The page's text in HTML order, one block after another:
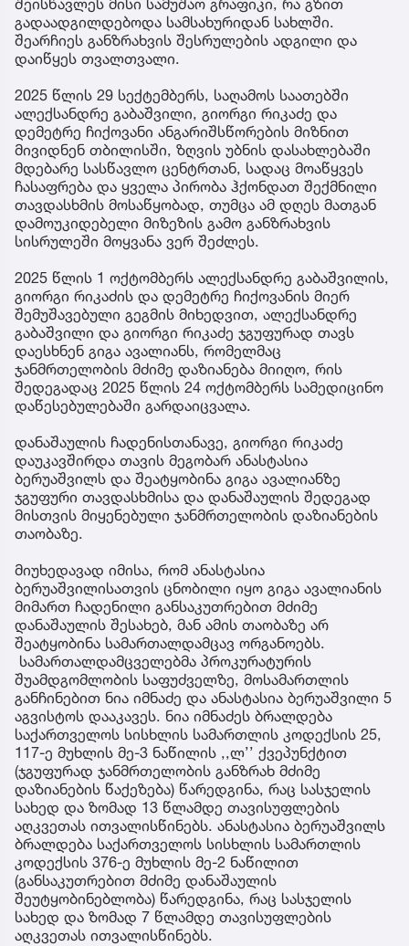
შეისწავლეს მისი სამუშაო გრაფიკი, რა გზით
გადაადგილდებოდა სამსახურიდან სახლში.
შეარჩიეს განზრახვის შესრულების ადგილი და
დაიწყეს თვალთვალი.
2025 წლის 29 სექტემბერს, საღამოს საათებში
ალექსანდრე გაბაშვილი, გიორგი რიკაძე და
დემეტრე ჩიქოვანი ანგარიშსწორების მიზნით
მივიდნენ თბილისში, ზღვის უბნის დასახლებაში
მდებარე სასწავლო ცენტრთან, სადაც მოაწყვეს
ჩასაფრება და ყველა პირობა ჰქონდათ შექმნილი
თავდასხმის მოსაწყობად, თუმცა ამ დღეს მათგან
დამოუკიდებელი მიზეზის გამო განზრახვის
სისრულეში მოყვანა ვერ შეძლეს.
2025 წლის 1 ოქტომბერს ალექსანდრე გაბაშვილის,
გიორგი რიკაძის და დემეტრე ჩიქოვანის მიერ
შემუშავებული გეგმის მიხედვით, ალექსანდრე
გაბაშვილი და გიორგი რიკაძე ჯგუფურად თავს
დაესხნენ გიგა ავალიანს, რომელმაც
ჯანმრთელობის მძიმე დაზიანება მიიღო, რის
შედეგადაც 2025 წლის 24 ოქტომბერს სამედიცინო
დაწესებულებაში გარდაიცვალა.
დანაშაულის ჩადენისთანავე, გიორგი რიკაძე
დაუკავშირდა თავის მეგობარ ანასტასია
ბერუაშვილს და შეატყობინა გიგა ავალიანზე
ჯგუფური თავდასხმისა და დანაშაულის შედეგად
მისთვის მიყენებული ჯანმრთელობის დაზიანების
თაობაზე.
მიუხედავად იმისა, რომ ანასტასია
ბერუაშვილისათვის ცნობილი იყო გიგა ავალიანის
მიმართ ჩადენილი განსაკუთრებით მძიმე
დანაშაულის შესახებ, მან ამის თაობაზე არ
შეატყობინა სამართალდამცავ ორგანოებს.
სამართალდამცველებმა პროკურატურის
შუამდგომლობის საფუძველზე, მოსამართლის
განჩინებით ნია იმნაძე და ანასტასია ბერუაშვილი 5
აგვისტოს დააკავეს. ნია იმნაძეს ბრალდება
საქართველოს სისხლის სამართლის კოდექსის 25,
117-ე მუხლის მე-3 ნაწილის ,,ლ’’ ქვეპუნქტით
(ჯგუფურად ჯანმრთელობის განზრახ მძიმე
დაზიანების წაქეზება) წარედგინა, რაც სასჯელის
სახედ და ზომად 13 წლამდე თავისუფლების
აღკვეთას ითვალისწინებს. ანასტასია ბერუაშვილს
ბრალდება საქართველოს სისხლის სამართლის
კოდექსის 376-ე მუხლის მე-2 ნაწილით
(განსაკუთრებით მძიმე დანაშაულის
შეუტყობინებლობა) წარედგინა, რაც სასჯელის
სახედ და ზომად 7 წლამდე თავისუფლების
აღკვეთას ითვალისწინებს.